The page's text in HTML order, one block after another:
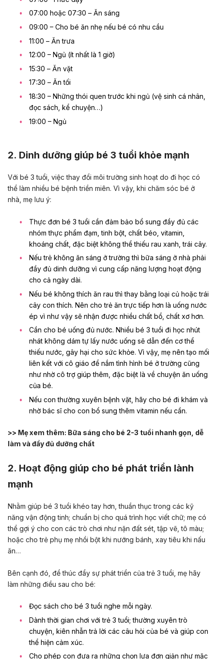
07:00 hoặc 07:30 – Ăn sáng
09:00 – Cho bé ăn nhẹ nếu bé có nhu cầu
11:00 – Ăn trưa
12:00 – Ngủ (ít nhất là 1 giờ)
15:30 – Ăn vặt
17:30 – Ăn tối
18:30 – Những thói quen trước khi ngủ (vệ sinh cá nhân,
đọc sách, kể chuyện…)
19:00 – Ngủ
2. Dinh dưỡng giúp bé 3 tuổi khỏe mạnh
Với bé 3 tuổi, việc thay đổi môi trường sinh hoạt do đi học có
thể làm nhiều bé bệnh triền miên. Vì vậy, khi chăm sóc bé ở
nhà, mẹ lưu ý:
Thực đơn bé 3 tuổi cần đảm bảo bổ sung đầy đủ các
nhóm thực phẩm đạm, tinh bột, chất béo, vitamin,
khoáng chất, đặc biệt không thể thiếu rau xanh, trái cây.
Nếu trẻ không ăn sáng ở trường thì bữa sáng ở nhà phải
đầy đủ dinh dưỡng vì cung cấp năng lượng hoạt động
cho cả ngày dài.
Nếu bé không thích ăn rau thì thay bằng loại củ hoặc trái
cây con thích. Nên cho trẻ ăn trực tiếp hơn là uống nước
ép vì như vậy sẽ nhận được nhiều chất bổ, chất xơ hơn.
Cần cho bé uống đủ nước. Nhiều bé 3 tuổi đi học nhút
nhát không dám tự lấy nước uống sẽ dẫn đến cơ thể
thiếu nước, gây hại cho sức khỏe. Vì vậy, mẹ nên tạo mối
liên kết với cô giáo để nắm tình hình bé ở trường cũng
như nhờ cô trợ giúp thêm, đặc biệt là về chuyện ăn uống
của bé.
Nếu con thường xuyên bệnh vặt, hãy cho bé đi khám và
nhờ bác sĩ cho con bổ sung thêm vitamin nếu cần.
>> Mẹ xem thêm: Bữa sáng cho bé 2-3 tuổi nhanh gọn, dễ
làm và đầy đủ dưỡng chất
2. Hoạt động giúp cho bé phát triển lành
mạnh
Nhằm giúp bé 3 tuổi khéo tay hơn, thuần thục trong các kỹ
năng vận động tinh; chuẩn bị cho quá trình học viết chữ; mẹ có
thể gợi ý cho con các trò chơi như nặn đất sét, tập vẽ, tô màu;
hoặc cho trẻ phụ mẹ nhồi bột khi nướng bánh, xay tiêu khi nấu
ăn…
Bên cạnh đó, để thúc đẩy sự phát triển của trẻ 3 tuổi, mẹ hãy
làm những điều sau cho bé:
Đọc sách cho bé 3 tuổi nghe mỗi ngày.
Dành thời gian chơi với trẻ 3 tuổi; thường xuyên trò
chuyện, kiên nhẫn trả lời các câu hỏi của bé và giúp con
thể hiện cảm xúc.
Cho phép con đưa ra những chọn lựa đơn giản như mặc